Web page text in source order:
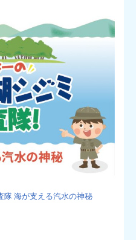
隊 海が支える汽水の神秘